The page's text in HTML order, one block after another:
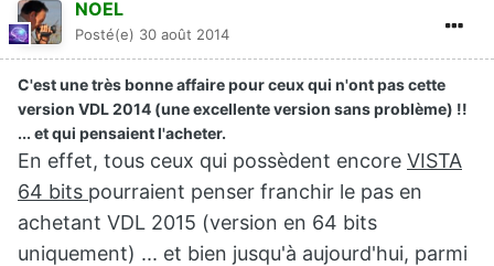
NOEL
Posté(e) 30 août 2014
C'est une très bonne affaire pour ceux qui n'ont pas cette
version VDL 2014 (une excellente version sans problème) !!
... et qui pensaient l'acheter.
En effet, tous ceux qui possèdent encore VISTA
64 bits pourraient penser franchir le pas en
achetant VDL 2015 (version en 64 bits
uniquement) ... et bien jusqu'à aujourd'hui, parmi